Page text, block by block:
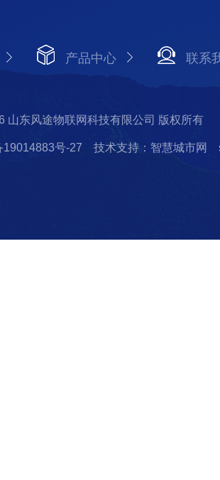
产品中心 联系
山东风途物联网科技有限公司 版权所有
号-27 技术支持：智慧城市网